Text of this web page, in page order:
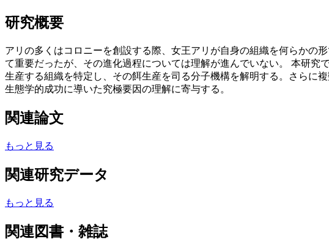
研究概要
アリの多くはコロニーを創設する際、女王アリが自身の組織を何らかの
て重要だったが、その進化過程については理解が進んでいない。 本研
生産する組織を特定し、その餌生産を司る分子機構を解明する。さらに
生態学的成功に導いた究極要因の理解に寄与する。
関連論文
もっと見る
関連研究データ
もっと見る
関連図書・雑誌